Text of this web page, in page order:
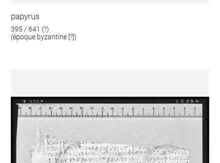
papyrus
395 / 641 (?)
(époque byzantine [?])